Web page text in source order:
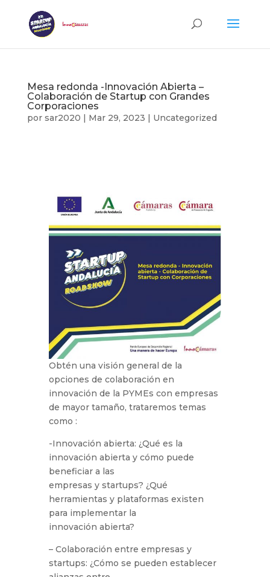
Mesa redonda -Innovación Abierta –
Colaboración de Startup con Grandes
Corporaciones
por sar2020 | Mar 29, 2023 | Uncategorized
Obtén una visión general de la
opciones de colaboración en
innovación de la PYMEs con empresas
de mayor tamaño, trataremos temas
como :
-Innovación abierta: ¿Qué es la
innovación abierta y cómo puede
beneficiar a las
empresas y startups? ¿Qué
herramientas y plataformas existen
para implementar la
innovación abierta?
– Colaboración entre empresas y
startups: ¿Cómo se pueden establecer